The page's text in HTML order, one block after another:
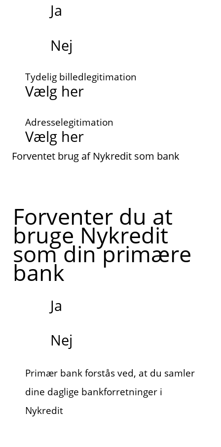
Ja
Nej
Tydelig billedlegitimation
Adresselegitimation
Forventet brug af Nykredit som bank
Forventer du at
bruge Nykredit
som din primære
bank
Ja
Nej
Primær bank forstås ved, at du samler
dine daglige bankforretninger i
Nykredit